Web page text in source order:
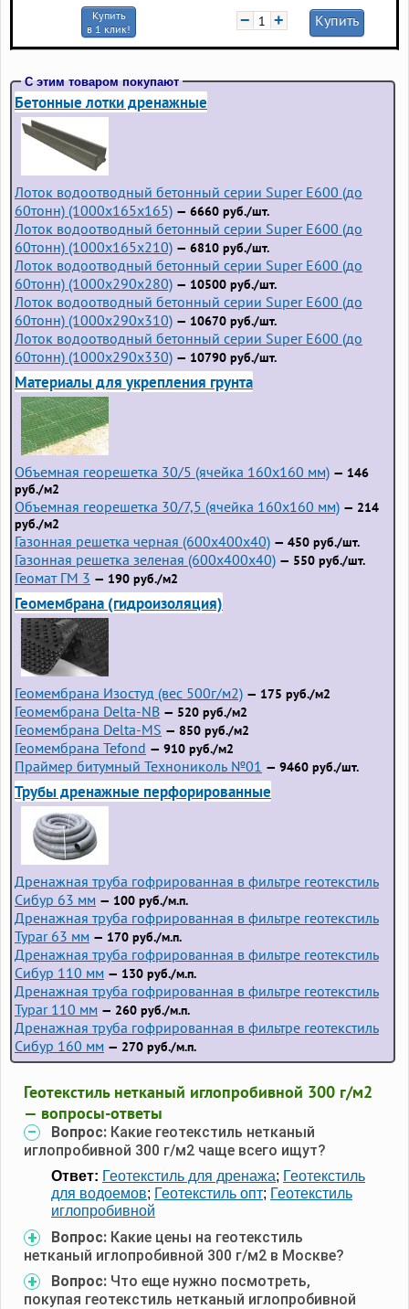
Купить
в 1 клик!
− + Купить
С этим товаром покупают
Бетонные лотки дренажные
Лоток водоотводный бетонный серии Super Е600 (до
60тонн) (1000x165x165) — 6660 руб./шт.
Лоток водоотводный бетонный серии Super Е600 (до
60тонн) (1000x165x210) — 6810 руб./шт.
Лоток водоотводный бетонный серии Super Е600 (до
60тонн) (1000x290x280) — 10500 руб./шт.
Лоток водоотводный бетонный серии Super Е600 (до
60тонн) (1000x290x310) — 10670 руб./шт.
Лоток водоотводный бетонный серии Super Е600 (до
60тонн) (1000x290x330) — 10790 руб./шт.
Материалы для укрепления грунта
Объемная георешетка 30/5 (ячейка 160x160 мм) — 146
руб./м2
Объемная георешетка 30/7,5 (ячейка 160x160 мм) — 214
руб./м2
Газонная решетка черная (600х400х40) — 450 руб./шт.
Газонная решетка зеленая (600х400х40) — 550 руб./шт.
Геомат ГМ 3 — 190 руб./м2
Геомембрана (гидроизоляция)
Геомембрана Изостуд (вес 500г/м2) — 175 руб./м2
Геомембрана Delta-NB — 520 руб./м2
Геомембрана Delta-MS — 850 руб./м2
Геомембрана Tefond — 910 руб./м2
Праймер битумный Технониколь №01 — 9460 руб./шт.
Трубы дренажные перфорированные
Дренажная труба гофрированная в фильтре геотекстиль
Сибур 63 мм — 100 руб./м.п.
Дренажная труба гофрированная в фильтре геотекстиль
Typar 63 мм — 170 руб./м.п.
Дренажная труба гофрированная в фильтре геотекстиль
Сибур 110 мм — 130 руб./м.п.
Дренажная труба гофрированная в фильтре геотекстиль
Typar 110 мм — 260 руб./м.п.
Дренажная труба гофрированная в фильтре геотекстиль
Сибур 160 мм — 270 руб./м.п.
Геотекстиль нетканый иглопробивной 300 г/м2
— вопросы-ответы
Вопрос: Какие геотекстиль нетканый
иглопробивной 300 г/м2 чаще всего ищут?
Ответ: Геотекстиль для дренажа; Геотекстиль
для водоемов; Геотекстиль опт; Геотекстиль
иглопробивной
Вопрос: Какие цены на геотекстиль
нетканый иглопробивной 300 г/м2 в Москве?
Вопрос: Что еще нужно посмотреть,
покупая геотекстиль нетканый иглопробивной